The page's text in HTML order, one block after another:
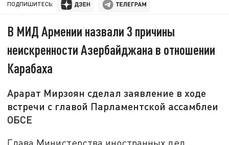
ПОДПИШИТЕСЬ:
В МИД Армении назвали 3 причины
неискренности Азербайджана в отношении
Карабаха
Арарат Мирзоян сделал заявление в ходе
встречи с главой Парламентской ассамблеи
ОБСЕ
Глава Министерства иностранных дел